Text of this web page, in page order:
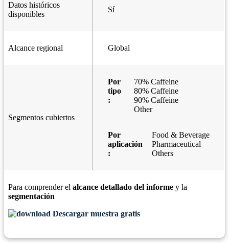
Datos históricos
disponibles
Sí
Alcance regional Global
Segmentos cubiertos
Por
tipo
:
70% Caffeine
80% Caffeine
90% Caffeine
Other
Por
aplicación
:
Food & Beverage
Pharmaceutical
Others
Para comprender el alcance detallado del informe y la
segmentación
Descargar muestra gratis